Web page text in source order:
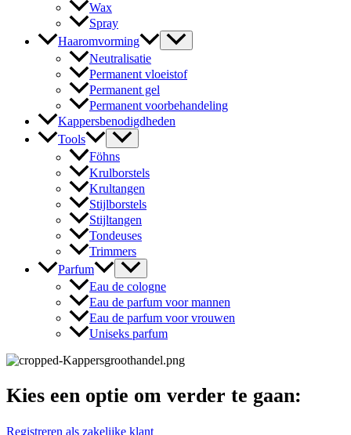
Wax
Spray
Haaromvorming
Neutralisatie
Permanent vloeistof
Permanent gel
Permanent voorbehandeling
Kappersbenodigdheden
Tools
Föhns
Krulborstels
Krultangen
Stijlborstels
Stijltangen
Tondeuses
Trimmers
Parfum
Eau de cologne
Eau de parfum voor mannen
Eau de parfum voor vrouwen
Uniseks parfum
Kies een optie om verder te gaan:
Registreren als zakelijke klant